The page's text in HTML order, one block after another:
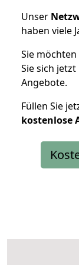
Unser
haben viele
Sie möchten
Sie sich
Angebote.
Füllen Sie
kostenlose